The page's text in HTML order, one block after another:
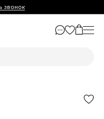
звонок